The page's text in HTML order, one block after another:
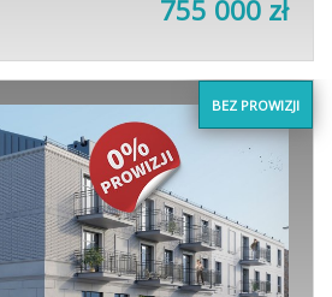
755 000 zł
BEZ PROWIZJI